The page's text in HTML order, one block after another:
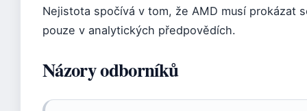
Nejistota spočívá v tom, že AMD musí prokázat
pouze v analytických předpovědích.
Názory odborníků